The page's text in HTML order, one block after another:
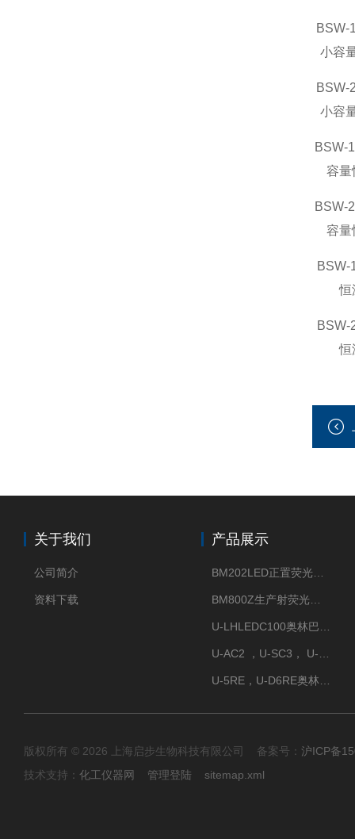
BSW-
小容
BSW-
小容
BSW-
容量
BSW-
容量
BSW-
恒
BSW-
恒
关于我们
公司简介
资料下载
产品展示
版权所有 © 2026 上海启步生物科技有限公司 备案号： 沪ICP备
技术支持： 化工仪器网 管理登陆 sitemap.xml